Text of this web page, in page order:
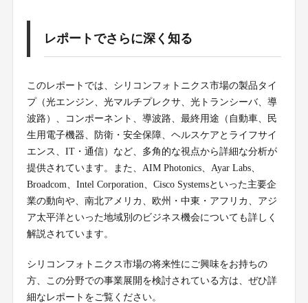
レポートでさらに深く知る
このレポートでは、シリコンフォトニクス市場の製品タイ
プ（光エンジン、光マルチプレクサ、光トランシーバ、導
波路）、コンポーネント、導波路、最終用途（自動車、民
生用電子機器、防衛・安全保障、ヘルスケアとライフサイ
エンス、IT・通信）など、多角的な視点から詳細な分析が
提供されています。また、AIM Photonics、Ayar Labs、
Broadcom、Intel Corporation、Cisco Systemsといった主要企
業の動向や、南北アメリカ、欧州・中東・アフリカ、アジ
ア太平洋といった地域別のビジネス機会についても詳しく
解説されています。
シリコンフォトニクス市場の将来性にご興味をお持ちの
方、この分野での事業展開を検討されている方は、ぜひ詳
細なレポートをご覧ください。